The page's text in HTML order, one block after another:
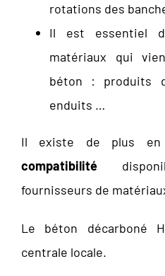
rotations des
Il est essentiel
matériaux qui
béton : produits
enduits …
Il existe de plus
compatibilité
fournisseurs de
Le béton décarboné
centrale locale.